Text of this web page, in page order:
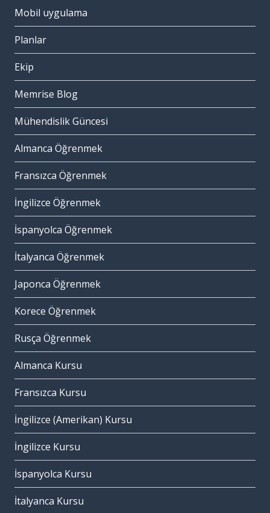
Mobil uygulama
Planlar
Ekip
Memrise Blog
Mühendislik Güncesi
Almanca Öğrenmek
Fransızca Öğrenmek
İngilizce Öğrenmek
İspanyolca Öğrenmek
İtalyanca Öğrenmek
Japonca Öğrenmek
Korece Öğrenmek
Rusça Öğrenmek
Almanca Kursu
Fransızca Kursu
İngilizce (Amerikan) Kursu
İngilizce Kursu
İspanyolca Kursu
İtalyanca Kursu